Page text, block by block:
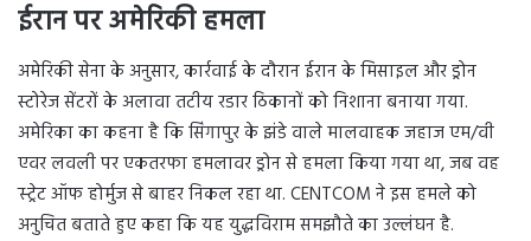
ईरान पर अमेरिकी हमला
अमेरिकी सेना के अनुसार, कार्रवाई के दौरान ईरान के मिसाइल और ड्रोन
स्टोरेज सेंटरों के अलावा तटीय रडार ठिकानों को निशाना बनाया गया.
अमेरिका का कहना है कि सिंगापुर के झंडे वाले मालवाहक जहाज एम/वी
एवर लवली पर एकतरफा हमलावर ड्रोन से हमला किया गया था, जब वह
स्ट्रेट ऑफ होर्मुज से बाहर निकल रहा था. CENTCOM ने इस हमले को
अनुचित बताते हुए कहा कि यह युद्धविराम समझौते का उल्लंघन है.